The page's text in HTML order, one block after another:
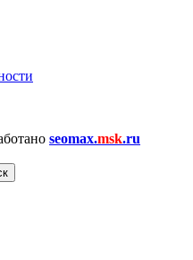
seomax.msk.ru